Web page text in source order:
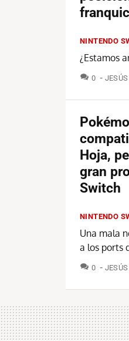
NINTENDO
¿Estamos
0
Hoja,
gran
Switch
NINTENDO
Una mala
a los ports
0